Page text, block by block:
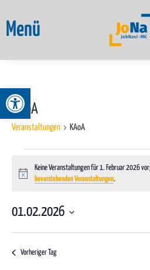
Werkzeugleiste öffnen
Menü
KAoA
Veranstaltungen KAoA
Hinweis
Keine Veranstaltungen für 1. Februar 2026
bevorstehenden Veranstaltungen.
01.02.2026
Datum
Vorheriger Tag